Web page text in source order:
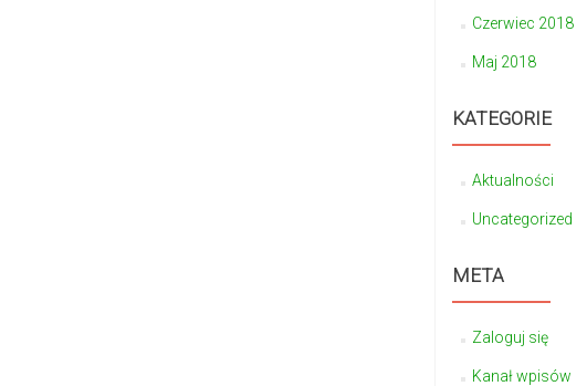
Czerwiec 2018
Maj 2018
KATEGORIE
Aktualności
Uncategorized
META
Zaloguj się
Kanał wpisów